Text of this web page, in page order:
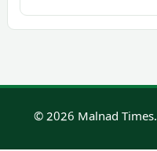
© 2026 Malnad